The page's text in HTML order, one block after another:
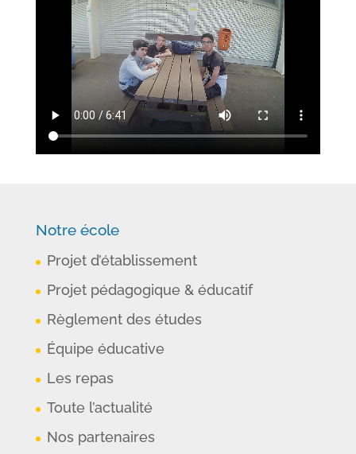
Notre école
Projet d’établissement
Projet pédagogique & éducatif
Règlement des études
Équipe éducative
Les repas
Toute l’actualité
Nos partenaires